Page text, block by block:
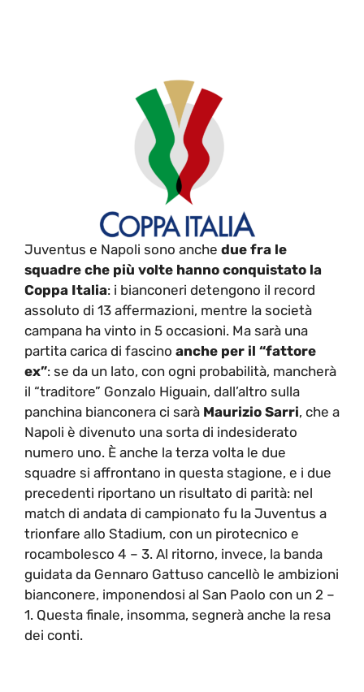
Juventus e Napoli sono anche due fra le
squadre che più volte hanno conquistato la
Coppa Italia: i bianconeri detengono il record
assoluto di 13 affermazioni, mentre la società
campana ha vinto in 5 occasioni. Ma sarà una
partita carica di fascino anche per il “fattore
ex”: se da un lato, con ogni probabilità, mancherà
il “traditore” Gonzalo Higuain, dall’altro sulla
panchina bianconera ci sarà Maurizio Sarri, che a
Napoli è divenuto una sorta di indesiderato
numero uno. È anche la terza volta le due
squadre si affrontano in questa stagione, e i due
precedenti riportano un risultato di parità: nel
match di andata di campionato fu la Juventus a
trionfare allo Stadium, con un pirotecnico e
rocambolesco 4 – 3. Al ritorno, invece, la banda
guidata da Gennaro Gattuso cancellò le ambizioni
bianconere, imponendosi al San Paolo con un 2 –
1. Questa finale, insomma, segnerà anche la resa
dei conti.